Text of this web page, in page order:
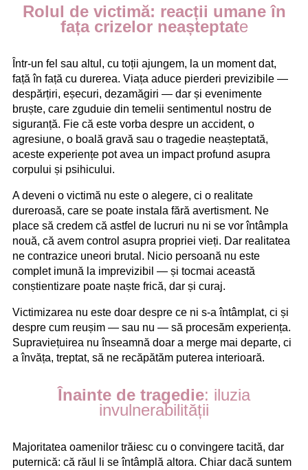
Rolul de victimă: reacții umane în
fața crizelor neașteptate
Într-un fel sau altul, cu toții ajungem, la un moment dat,
față în față cu durerea. Viața aduce pierderi previzibile —
despărțiri, eșecuri, dezamăgiri — dar și evenimente
bruște, care zguduie din temelii sentimentul nostru de
siguranță. Fie că este vorba despre un accident, o
agresiune, o boală gravă sau o tragedie neașteptată,
aceste experiențe pot avea un impact profund asupra
corpului și psihicului.
A deveni o victimă nu este o alegere, ci o realitate
dureroasă, care se poate instala fără avertisment. Ne
place să credem că astfel de lucruri nu ni se vor întâmpla
nouă, că avem control asupra propriei vieți. Dar realitatea
ne contrazice uneori brutal. Nicio persoană nu este
complet imună la imprevizibil — și tocmai această
conștientizare poate naște frică, dar și curaj.
Victimizarea nu este doar despre ce ni s-a întâmplat, ci și
despre cum reușim — sau nu — să procesăm experiența.
Supraviețuirea nu înseamnă doar a merge mai departe, ci
a învăța, treptat, să ne recăpătăm puterea interioară.
Înainte de tragedie: iluzia
invulnerabilității
Majoritatea oamenilor trăiesc cu o convingere tacită, dar
puternică: că răul li se întâmplă altora. Chiar dacă suntem